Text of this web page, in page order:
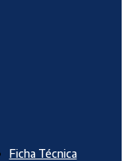
Ficha Técnica